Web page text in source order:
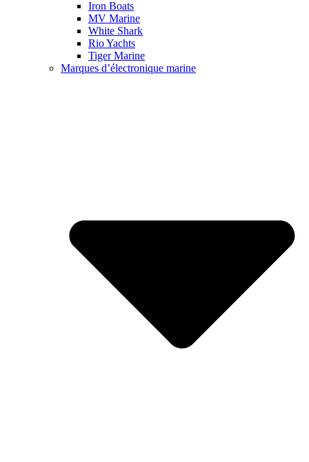
Iron Boats
MV Marine
White Shark
Rio Yachts
Tiger Marine
Marques d’électronique marine